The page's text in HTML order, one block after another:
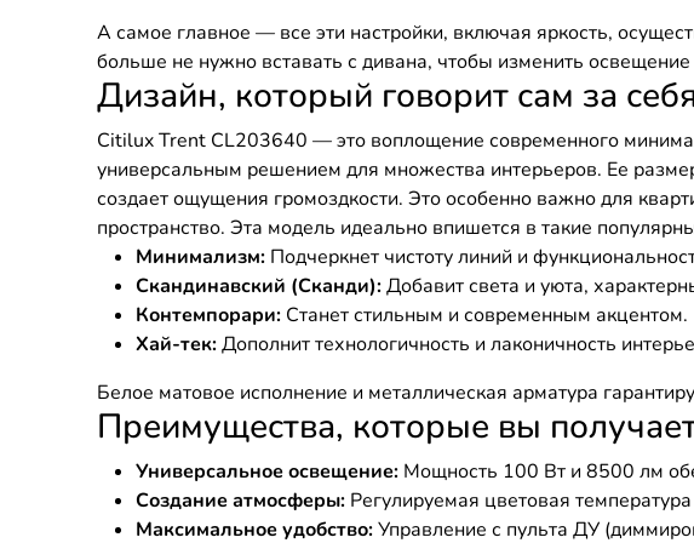
А самое главное — все эти настройки, включая яркость,
больше не нужно вставать с дивана, чтобы изменить
Дизайн, который говорит сам за себя
Citilux Trent CL203640 — это воплощение современного
универсальным решением для множества интерьеров. Ее
создает ощущения громоздкости. Это особенно важно для
пространство. Эта модель идеально впишется в такие
Минимализм: Подчеркнет чистоту линий и
Скандинавский (Сканди):Добавит света и уюта,
Контемпорари: Станет стильным и современным акцентом.
Хай-тек:Дополнит технологичность и лаконичность
Белое матовое исполнение и металлическая арматура
Преимущества, которые вы
Универсальное освещение: Мощность 100 Вт и 8500 лм
Создание атмосферы: Регулируемая цветовая
Максимальное удобство:Управление с пульта ДУ